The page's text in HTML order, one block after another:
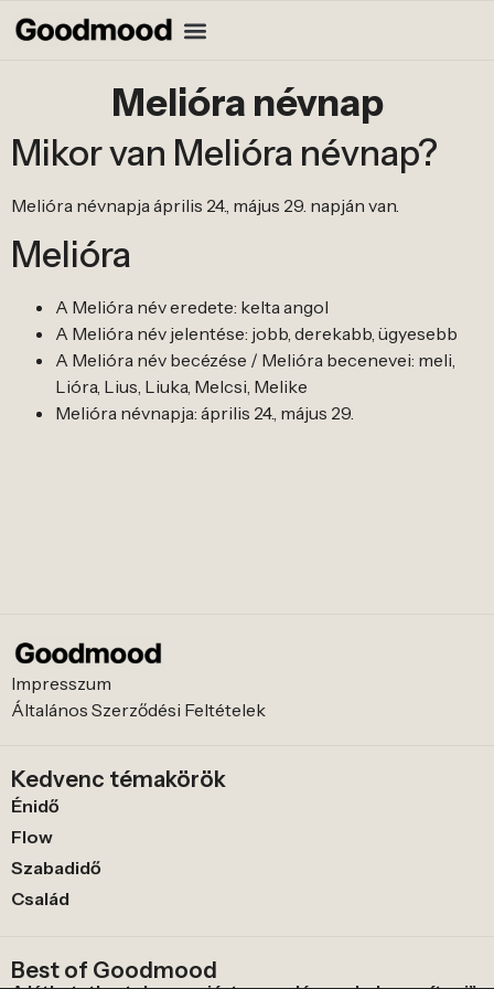
Melióra névnap
Mikor van Melióra névnap?
Melióra névnapja április 24., május 29. napján van.
Melióra
A Melióra név eredete: kelta angol
A Melióra név jelentése: jobb, derekabb, ügyesebb
A Melióra név becézése / Melióra becenevei: meli,
Lióra, Lius, Liuka, Melcsi, Melike
Melióra névnapja: április 24., május 29.
Impresszum
Általános Szerződési Feltételek
Kedvenc témakörök
Énidő
Flow
Szabadidő
Család
Best of Goodmood